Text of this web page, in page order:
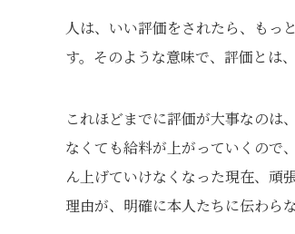
人は、いい評価をされたら、もっ
す。そのような意味で、評価とは
これほどまでに評価が大事なのは
なくても給料が上がっていくので
ん上げていけなくなった現在、頑
理由が、明確に本人たちに伝わら